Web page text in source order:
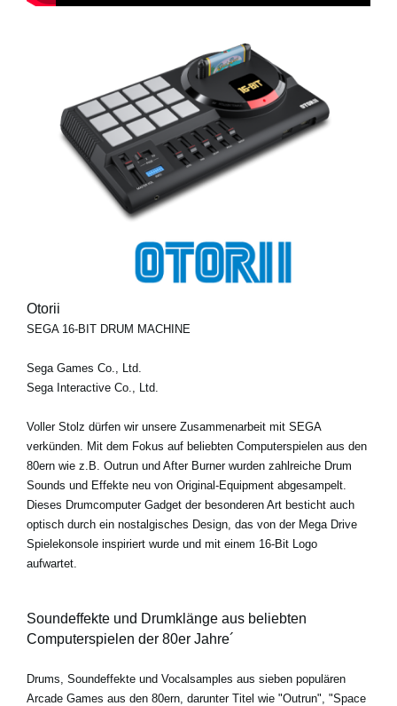
Otorii
SEGA 16-BIT DRUM MACHINE
Sega Games Co., Ltd.
Sega Interactive Co., Ltd.
Voller Stolz dürfen wir unsere Zusammenarbeit mit SEGA
verkünden. Mit dem Fokus auf beliebten Computerspielen aus den
80ern wie z.B. Outrun und After Burner wurden zahlreiche Drum
Sounds und Effekte neu von Original-Equipment abgesampelt.
Dieses Drumcomputer Gadget der besonderen Art besticht auch
optisch durch ein nostalgisches Design, das von der Mega Drive
Spielekonsole inspiriert wurde und mit einem 16-Bit Logo
aufwartet.
Soundeffekte und Drumklänge aus beliebten
Computerspielen der 80er Jahre´
Drums, Soundeffekte und Vocalsamples aus sieben populären
Arcade Games aus den 80ern, darunter Titel wie "Outrun", "Space